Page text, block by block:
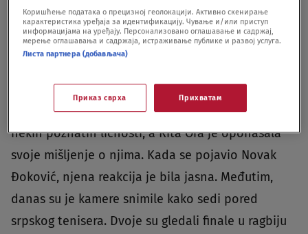
pojavila na sceni sa zastavom Srbije na ramenu.
Pevačica se sama izvinila činjenicom da nije znala
na scenu. U međuvremenu, pre nekog vremena, na
koncertu albanske pevačice, prikazane su slike
nekih poznatih ličnosti, a Rita Ora je oponašala
svoje mišljenje o njima. Kada se pojavio Novak
Đoković, njena reakcija je bila jasna. Međutim,
danas su je kamere snimile kako sedi pored
srpskog tenisera. Dvoje su gledali finale u ragbiju
Коришћење података о прецизној геолокацији. Активно скенирање
карактеристика уређаја за идентификацију. Чување и/или приступ
информацијама на уређају. Персонализовано оглашавање и садржај,
мерење оглашавања и садржаја, истраживање публике и развој услуга.
Листа партнера (добављача)
Приказ сврха Прихватам